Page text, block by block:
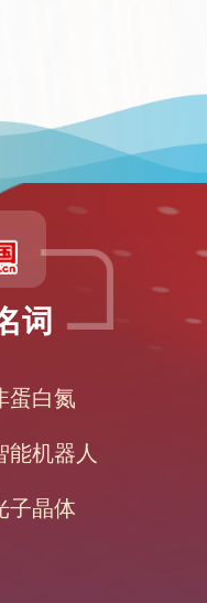
词
蛋白氮
能机器人
子晶体